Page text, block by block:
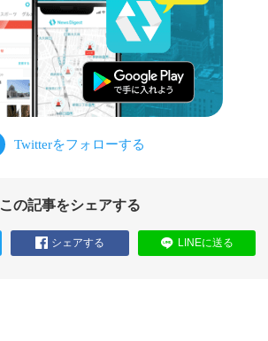
この記事をシェアする
シェアする LINEに送る